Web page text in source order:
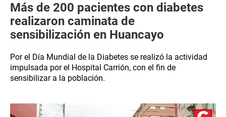
Más de 200 pacientes con diabetes
realizaron caminata de
sensibilización en Huancayo
Por el Día Mundial de la Diabetes se realizó la actividad
impulsada por el Hospital Carrión, con el fin de
sensibilizar a la población.